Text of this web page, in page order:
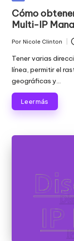
n
c
i
a
l
e
s
p
raspado
de
datos
mucho
más.
Cómo
Multi-IP
Publicado
por
Por Nicole Clinton
Tener varias
línea, permitir el
geográficas y...
Leer más